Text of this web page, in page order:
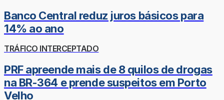
Banco Central reduz juros básicos para
14% ao ano
TRÁFICO INTERCEPTADO
PRF apreende mais de 8 quilos de drogas
na BR-364 e prende suspeitos em Porto
Velho